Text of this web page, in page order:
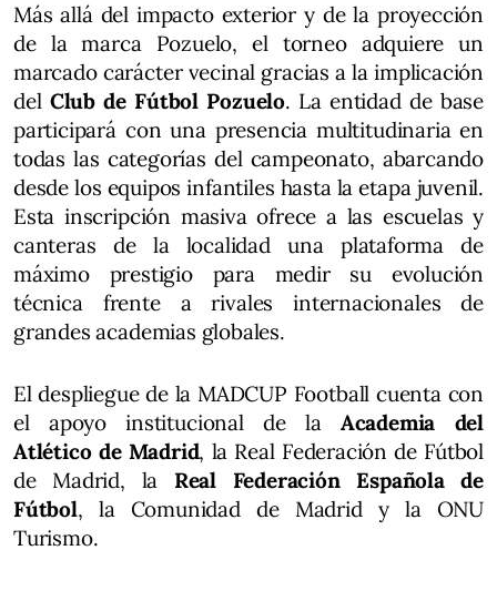
Más allá del impacto exterior y de la proyección
de la marca Pozuelo, el torneo adquiere un
marcado carácter vecinal gracias a la implicación
del Club de Fútbol Pozuelo. La entidad de base
participará con una presencia multitudinaria en
todas las categorías del campeonato, abarcando
desde los equipos infantiles hasta la etapa juvenil.
Esta inscripción masiva ofrece a las escuelas y
canteras de la localidad una plataforma de
máximo prestigio para medir su evolución
técnica frente a rivales internacionales de
grandes academias globales.
El despliegue de la MADCUP Football cuenta con
el apoyo institucional de la Academia del
Atlético de Madrid, la Real Federación de Fútbol
de Madrid, la Real Federación Española de
Fútbol, la Comunidad de Madrid y la ONU
Turismo.